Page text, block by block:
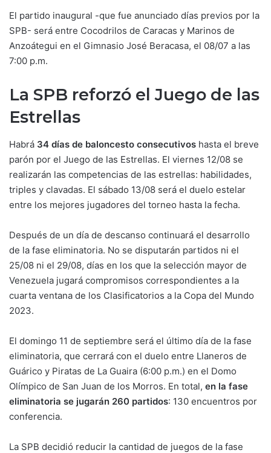
El partido inaugural -que fue anunciado días previos por la
SPB- será entre Cocodrilos de Caracas y Marinos de
Anzoátegui en el Gimnasio José Beracasa, el 08/07 a las
7:00 p.m.
La SPB reforzó el Juego de las
Estrellas
Habrá 34 días de baloncesto consecutivos hasta el breve
parón por el Juego de las Estrellas. El viernes 12/08 se
realizarán las competencias de las estrellas: habilidades,
triples y clavadas. El sábado 13/08 será el duelo estelar
entre los mejores jugadores del torneo hasta la fecha.
Después de un día de descanso continuará el desarrollo
de la fase eliminatoria. No se disputarán partidos ni el
25/08 ni el 29/08, días en los que la selección mayor de
Venezuela jugará compromisos correspondientes a la
cuarta ventana de los Clasificatorios a la Copa del Mundo
2023.
El domingo 11 de septiembre será el último día de la fase
eliminatoria, que cerrará con el duelo entre Llaneros de
Guárico y Piratas de La Guaira (6:00 p.m.) en el Domo
Olímpico de San Juan de los Morros. En total, en la fase
eliminatoria se jugarán 260 partidos: 130 encuentros por
conferencia.
La SPB decidió reducir la cantidad de juegos de la fase